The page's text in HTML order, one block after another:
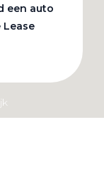
een auto
Lease